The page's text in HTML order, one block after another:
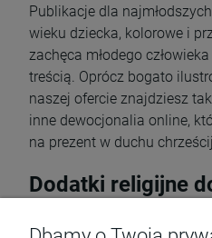
Publikacje dla
wieku dziecka, kolorowe i
zachęca młodego
treścią. Oprócz bogato
naszej ofercie znajdziesz
inne dewocjonalia online,
na prezent w duchu
Dodatki religijne